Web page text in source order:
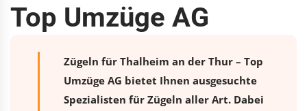
Top Umzüge AG
Zügeln für Thalheim an der Thur – Top
Umzüge AG bietet Ihnen ausgesuchte
Spezialisten für Zügeln aller Art. Dabei